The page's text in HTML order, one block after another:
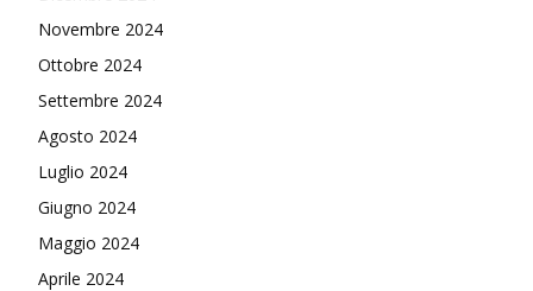
Novembre 2024
Ottobre 2024
Settembre 2024
Agosto 2024
Luglio 2024
Giugno 2024
Maggio 2024
Aprile 2024